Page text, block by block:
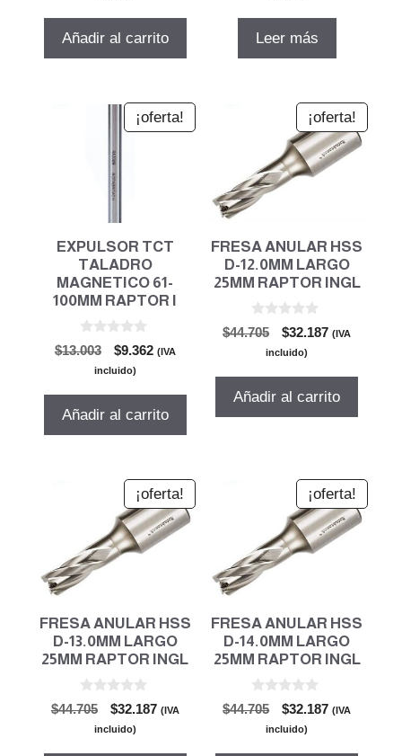
era:
es:
Añadir al carrito
era:
Leer más
¡oferta!
EXPULSOR TCT
TALADRO
MAGNETICO 61-
100MM RAPTOR I
0
d
$13.003
El
precio
era:
$9.362El
es:
(IVA
incluido)
Añadir al carrito
¡oferta!
FRESA ANULAR HSS
D-12.0MM LARGO
25MM RAPTOR INGL
0
d
$44.705
El
precio
era:
$32.187El(IVA
incluido)
Añadir al carrito
¡oferta!
FRESA ANULAR HSS
D-13.0MM LARGO
25MM RAPTOR INGL
0
d
$44.705
El
precio
$32.187El(IVA
incluido)
¡oferta!
FRESA ANULAR HSS
D-14.0MM LARGO
25MM RAPTOR INGL
0
d
$44.705
El
precio
$32.187El(IVA
incluido)